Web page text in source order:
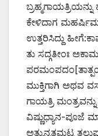
ಕೇಳಿದಾಗ
ಉತ್ತರಿಸಿದ್ದು
ತು ಸದ್ಗತೀಂಃ
ಮುಕ್ತಿಗಾಗಿ ಅಥವ
ಗಾಯತ್ರಿ
ವಿಷ್ಣುಧ್ಯಾನ-ಪೂಜೆ
ಅತ್ತ್ಯುನ್ನತಮಟ್ಟ